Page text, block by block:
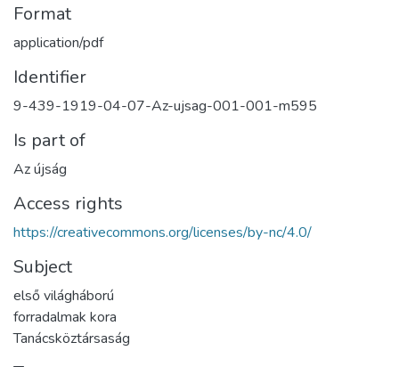
Format
application/pdf
Identifier
9-439-1919-04-07-Az-ujsag-001-001-m595
Is part of
Az újság
Access rights
https://creativecommons.org/licenses/by-nc/4.0/
Subject
első világháború
forradalmak kora
Tanácsköztársaság